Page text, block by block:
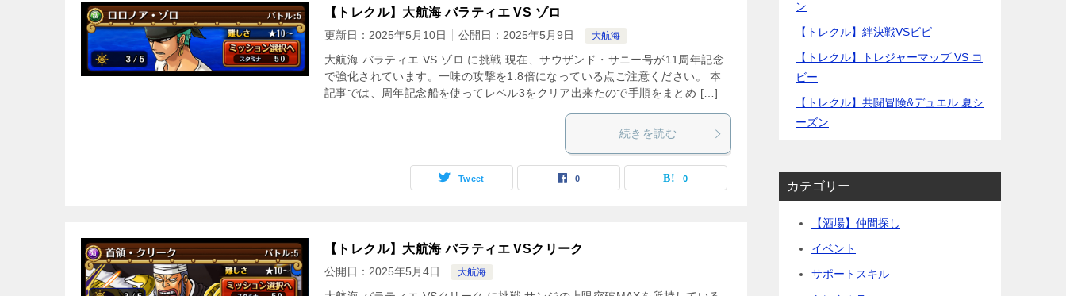
【トレクル】大航海 バラティエ VS ゾロ
更新日： 2025年5月10日 公開日： 2025年5月9日 大航海
大航海 バラティエ VS ゾロ に挑戦 現在、サウザンド・サニー号が11周年記念
で強化されています。一味の攻撃を1.8倍になっている点ご注意ください。 本
記事では、周年記念船を使ってレベル3をクリア出来たので手順をまとめ […]
続きを読む
Tweet 0 0
【トレクル】大航海 バラティエ VSクリーク
公開日： 2025年5月4日 大航海
ン
【トレクル】絆決戦VSビビ
【トレクル】トレジャーマップ VS コ
ビー
【トレクル】共闘冒険&デュエル 夏シ
ーズン
カテゴリー
【酒場】仲間探し
イベント
サポートスキル